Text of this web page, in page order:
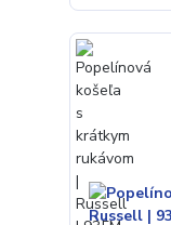
Používame
stránky